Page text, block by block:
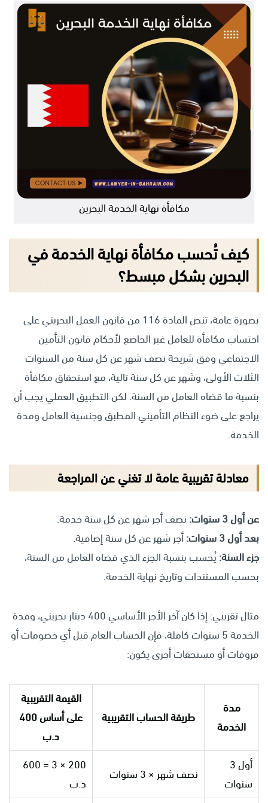
مكافأة نهاية الخدمة البحرين
كيف تُحسب مكافأة نهاية الخدمة في
البحرين بشكل مبسط؟
بصورة عامة، تنص المادة 116 من قانون العمل البحريني على
احتساب مكافأة للعامل غير الخاضع لأحكام قانون التأمين
الاجتماعي وفق شريحة نصف شهر عن كل سنة من السنوات
الثلاث الأولى، وشهر عن كل سنة تالية، مع استحقاق مكافأة
بنسبة ما قضاه العامل من السنة. لكن التطبيق العملي يجب أن
يراجع على ضوء النظام التأميني المطبق وجنسية العامل ومدة
الخدمة.
معادلة تقريبية عامة لا تغني عن المراجعة
عن أول 3 سنوات:
نصف أجر شهر عن كل سنة خدمة.
بعد أول 3 سنوات:
أجر شهر عن كل سنة إضافية.
جزء السنة:يُحسب بنسبة الجزء الذي قضاه العامل من السنة،
بحسب المستندات وتاريخ نهاية الخدمة.
مثال تقريبي: إذا كان آخر الأجر الأساسي 400 دينار بحريني، ومدة
الخدمة 5 سنوات كاملة، فإن الحساب العام قبل أي خصومات أو
فروقات أو مستحقات أخرى يكون:
مدة
الخدمة
طريقة الحساب التقريبية
القيمة التقريبية
على أساس 400
د.ب
أول 3
سنوات
نصف شهر × 3 سنوات
200 × 3 = 600
د.ب